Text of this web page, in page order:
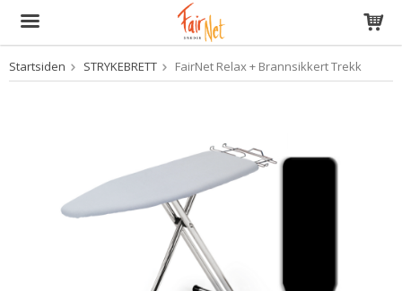
Produktet har blitt lagt til i handlekurven din
Startsiden STRYKEBRETT FairNet Relax + Brannsikkert Trekk